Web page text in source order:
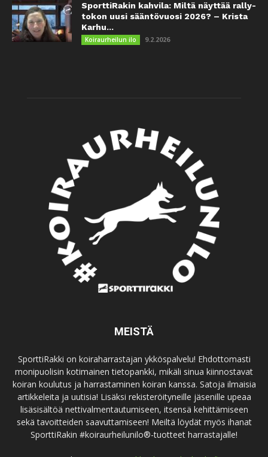
SporttiRakin kahvila: Miltä näyttää rally-
tokon uusi sääntövuosi 2026? – Krista
Karhu...
Koiraurheilun ilo 9.2.2026
MEISTÄ
SporttiRakki on koiraharrastajan ykköspalvelu! Ehdottomasti
monipuolisin kotimainen tietopankki, mikäli sinua kiinnostavat
koiran koulutus ja harrastaminen koiran kanssa. Satoja ilmaisia
artikkeleita ja uutisia! Lisäksi rekisteröityneille jäsenille upeaa
lisäsisältöä nettivalmentautumiseen, itsensä kehittämiseen
sekä tavoitteiden saavuttamiseen! Meiltä löydät myös ihanat
SporttiRakin #koiraurheilunilo®-tuotteet harrastajalle!